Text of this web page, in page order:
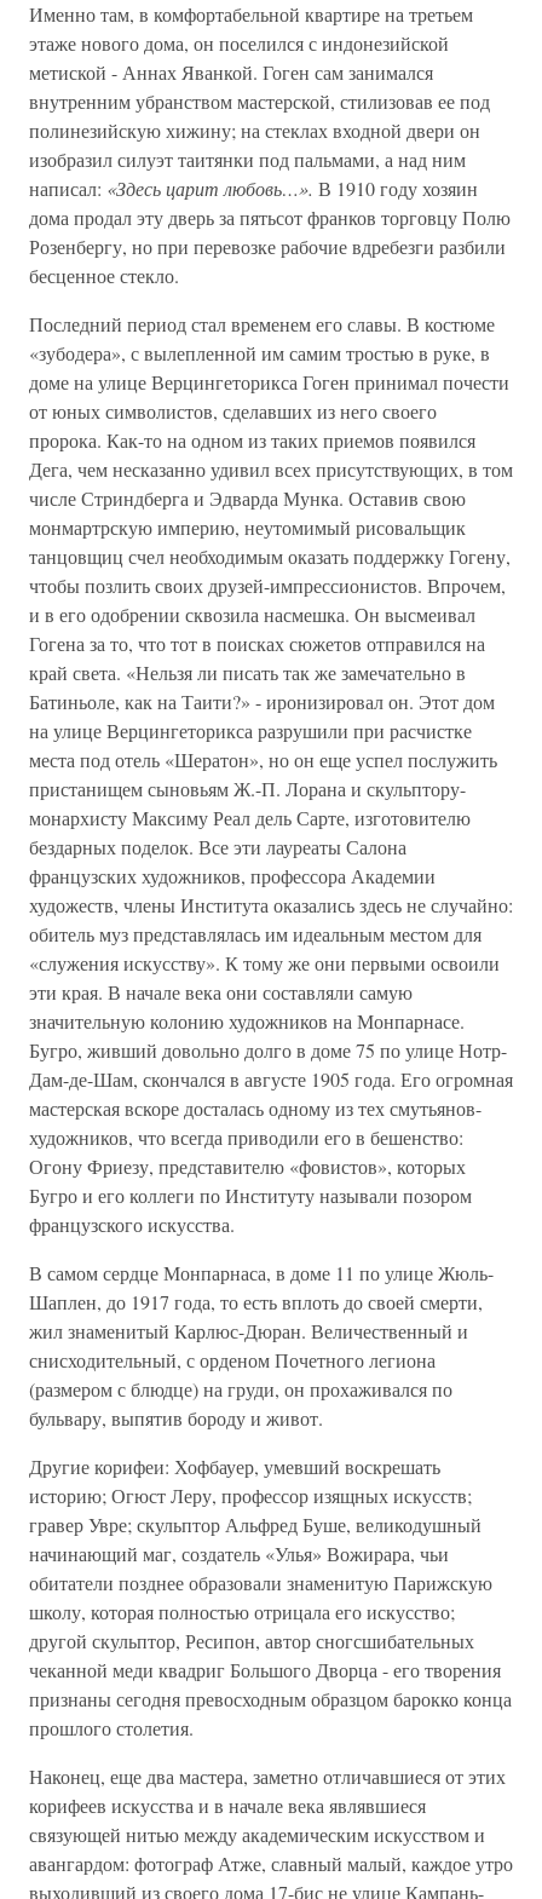
Именно там, в комфортабельной квартире на третьем
этаже нового дома, он поселился с индонезийской
метиской - Аннах Яванкой. Гоген сам занимался
внутренним убранством мастерской, стилизовав ее под
полинезийскую хижину; на стеклах входной двери он
изобразил силуэт таитянки под пальмами, а над ним
написал: «Здесь царит любовь…». В 1910 году хозяин
дома продал эту дверь за пятьсот франков торговцу Полю
Розенбергу, но при перевозке рабочие вдребезги разбили
бесценное стекло.
Последний период стал временем его славы. В костюме
«зубодера», с вылепленной им самим тростью в руке, в
доме на улице Верцингеторикса Гоген принимал почести
от юных символистов, сделавших из него своего
пророка. Как-то на одном из таких приемов появился
Дега, чем несказанно удивил всех присутствующих, в том
числе Стриндберга и Эдварда Мунка. Оставив свою
монмартрскую империю, неутомимый рисовальщик
танцовщиц счел необходимым оказать поддержку Гогену,
чтобы позлить своих друзей-импрессионистов. Впрочем,
и в его одобрении сквозила насмешка. Он высмеивал
Гогена за то, что тот в поисках сюжетов отправился на
край света. «Нельзя ли писать так же замечательно в
Батиньоле, как на Таити?» - иронизировал он. Этот дом
на улице Верцингеторикса разрушили при расчистке
места под отель «Шератон», но он еще успел послужить
пристанищем сыновьям Ж.-П. Лорана и скульптору-
монархисту Максиму Реал дель Сарте, изготовителю
бездарных поделок. Все эти лауреаты Салона
французских художников, профессора Академии
художеств, члены Института оказались здесь не случайно:
обитель муз представлялась им идеальным местом для
«служения искусству». К тому же они первыми освоили
эти края. В начале века они составляли самую
значительную колонию художников на Монпарнасе.
Бугро, живший довольно долго в доме 75 по улице Нотр-
Дам-де-Шам, скончался в августе 1905 года. Его огромная
мастерская вскоре досталась одному из тех смутьянов-
художников, что всегда приводили его в бешенство:
Огону Фриезу, представителю «фовистов», которых
Бугро и его коллеги по Институту называли позором
французского искусства.
В самом сердце Монпарнаса, в доме 11 по улице Жюль-
Шаплен, до 1917 года, то есть вплоть до своей смерти,
жил знаменитый Карлюс-Дюран. Величественный и
снисходительный, с орденом Почетного легиона
(размером с блюдце) на груди, он прохаживался по
бульвару, выпятив бороду и живот.
Другие корифеи: Хофбауер, умевший воскрешать
историю; Огюст Леру, профессор изящных искусств;
гравер Увре; скульптор Альфред Буше, великодушный
начинающий маг, создатель «Улья» Вожирара, чьи
обитатели позднее образовали знаменитую Парижскую
школу, которая полностью отрицала его искусство;
другой скульптор, Ресипон, автор сногсшибательных
чеканной меди квадриг Большого Дворца - его творения
признаны сегодня превосходным образцом барокко конца
прошлого столетия.
Наконец, еще два мастера, заметно отличавшиеся от этих
корифеев искусства и в начале века являвшиеся
связующей нитью между академическим искусством и
авангардом: фотограф Атже, славный малый, каждое утро
выходивший из своего дома 17-бис не улице Кампань-